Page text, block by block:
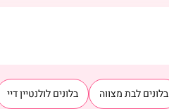
בלונים לבת מצווה בלונים לולנטיין דיי